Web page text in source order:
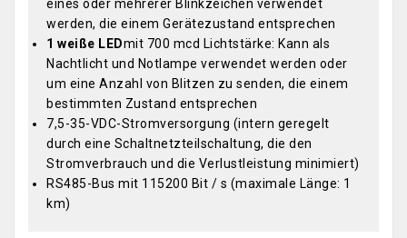
eines oder mehrerer Blinkzeichen verwendet
werden, die einem Gerätezustand entsprechen
1 weiße LEDmit 700 mcd Lichtstärke: Kann als
Nachtlicht und Notlampe verwendet werden oder
um eine Anzahl von Blitzen zu senden, die einem
bestimmten Zustand entsprechen
7,5-35-VDC-Stromversorgung (intern geregelt
durch eine Schaltnetzteilschaltung, die den
Stromverbrauch und die Verlustleistung minimiert)
RS485-Bus mit 115200 Bit / s (maximale Länge: 1
km)